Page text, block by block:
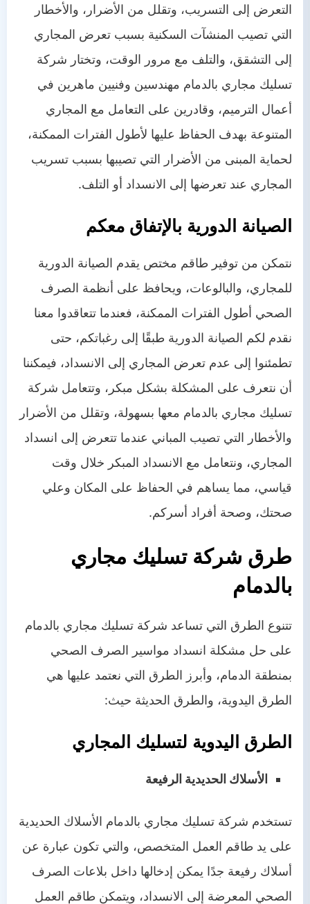
التعرض إلى التسريب، وتقلل من الأضرار، والأخطار
التي تصيب المنشآت السكنية بسبب تعرض المجاري
إلى التشقق، والتلف مع مرور الوقت، وتختار شركة
تسليك مجاري بالدمام مهندسين وفنيين ماهرين في
أعمال الترميم، وقادرين على التعامل مع المجاري
المتنوعة بهدف الحفاظ عليها لأطول الفترات الممكنة،
لحماية المبنى من الأضرار التي تصيبها بسبب تسريب
المجاري عند تعرضها إلى الانسداد أو التلف.
الصيانة الدورية بالإتفاق معكم
نتمكن من توفير طاقم مختص يقدم الصيانة الدورية
للمجاري، والبالوعات، ويحافظ على أنظمة الصرف
الصحي أطول الفترات الممكنة، فعندما تتعاقدوا معنا
نقدم لكم الصيانة الدورية طبقًا إلى رغباتكم، حتى
تطمئنوا إلى عدم تعرض المجاري إلى الانسداد، فيمكننا
أن نتعرف على المشكلة بشكل مبكر، وتتعامل شركة
تسليك مجاري بالدمام معها بسهولة، وتقلل من الأضرار
والأخطار التي تصيب المباني عندما تتعرض إلى انسداد
المجاري، ونتعامل مع الانسداد المبكر خلال وقت
قياسي، مما يساهم في الحفاظ على المكان وعلي
صحتك، وصحة أفراد أسركم.
طرق شركة تسليك مجاري
بالدمام
تتنوع الطرق التي تساعد شركة تسليك مجاري بالدمام
على حل مشكلة انسداد مواسير الصرف الصحي
بمنطقة الدمام، وأبرز الطرق التي نعتمد عليها هي
الطرق اليدوية، والطرق الحديثة حيث:
الطرق اليدوية لتسليك المجاري
الأسلاك الحديدية الرفيعة
تستخدم شركة تسليك مجاري بالدمام الأسلاك الحديدية
على يد طاقم العمل المتخصص، والتي تكون عبارة عن
أسلاك رفيعة جدًا يمكن إدخالها داخل بلاعات الصرف
الصحي المعرضة إلى الانسداد، ويتمكن طاقم العمل